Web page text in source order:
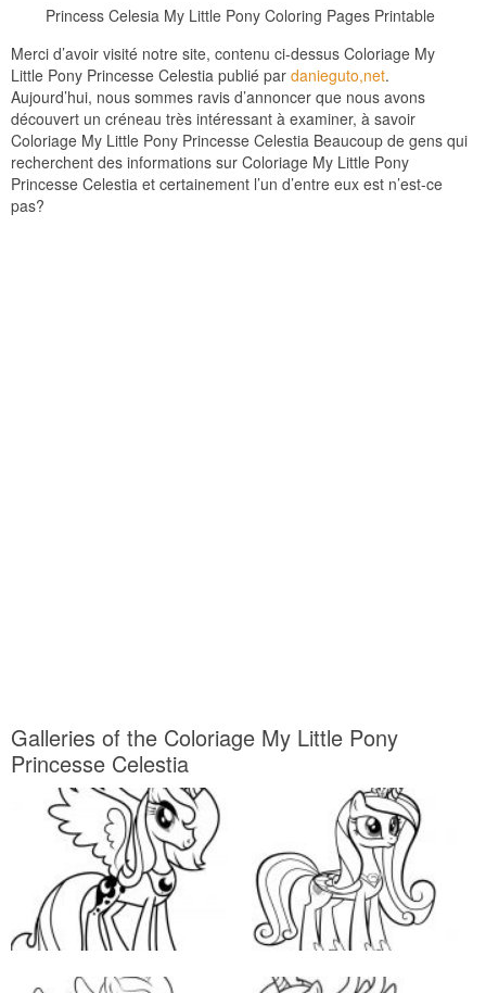
Princess Celesia My Little Pony Coloring Pages Printable
Merci d’avoir visité notre site, contenu ci-dessus Coloriage My
Little Pony Princesse Celestia publié par danieguto,net.
Aujourd’hui, nous sommes ravis d’annoncer que nous avons
découvert un créneau très intéressant à examiner, à savoir
Coloriage My Little Pony Princesse Celestia Beaucoup de gens qui
recherchent des informations sur Coloriage My Little Pony
Princesse Celestia et certainement l’un d’entre eux est n’est-ce
pas?
Galleries of the Coloriage My Little Pony
Princesse Celestia